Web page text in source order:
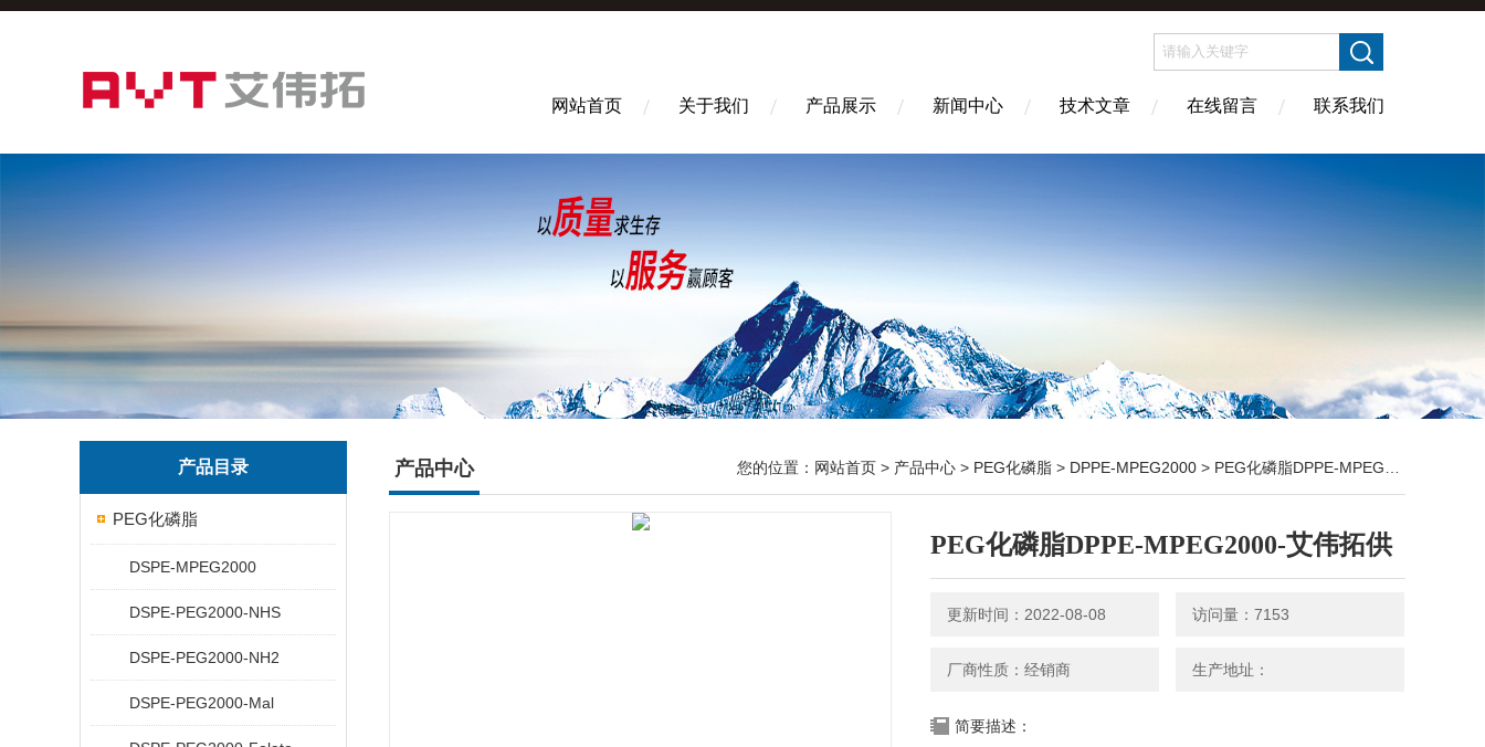
网站首页 关于我们 产品展示 新闻中心 技术文章 在线留言 联系我们
产品目录
PEG化磷脂
DSPE-MPEG2000
DSPE-PEG2000-NHS
DSPE-PEG2000-NH2
DSPE-PEG2000-Mal
产品中心 您的位置： 网站首页 > 产品中心 > PEG化磷脂 > DPPE-MPEG2000 > PEG化磷脂DPPE-MPEG2000-艾伟拓供
PEG化磷脂DPPE-MPEG2000-艾伟拓供
更新时间：2022-08-08 访问量：7153
厂商性质：经销商 生产地址：
简要描述：